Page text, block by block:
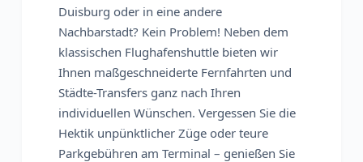
Duisburg oder in eine andere
Nachbarstadt? Kein Problem! Neben dem
klassischen Flughafenshuttle bieten wir
Ihnen maßgeschneiderte Fernfahrten und
Städte-Transfers ganz nach Ihren
individuellen Wünschen. Vergessen Sie die
Hektik unpünktlicher Züge oder teure
Parkgebühren am Terminal – genießen Sie